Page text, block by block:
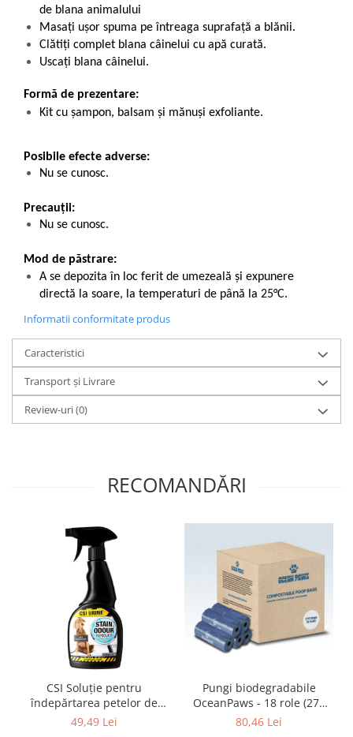
de blana animalului
Masați ușor spuma pe întreaga suprafață a blănii.
Clătiți complet blana câinelui cu apă curată.
Uscați blana câinelui.
Formă de prezentare:
Kit cu șampon, balsam și mănuși exfoliante.
Posibile efecte adverse:
Nu se cunosc.
Precauții:
Nu se cunosc.
Mod de păstrare:
A se depozita în loc ferit de umezeală și expunere
directă la soare, la temperaturi de până la 25°C.
Informatii conformitate produs
Caracteristici
Transport și Livrare
Review-uri(0)
RECOMANDĂRI
CSI Soluție pentru
îndepărtarea petelor de
urină și a mirosurilor
49,49 Lei
Pungi biodegradabile
OceanPaws - 18 role (270
buc)
80,46 Lei